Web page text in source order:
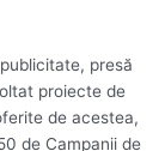
presă
proiecte de
de acestea,
de Campanii de